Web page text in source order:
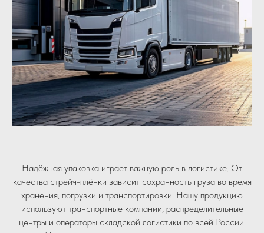
Надёжная упаковка играет важную роль в логистике. От
качества стрейч-плёнки зависит сохранность груза во время
хранения, погрузки и транспортировки. Нашу продукцию
используют транспортные компании, распределительные
центры и операторы складской логистики по всей России.